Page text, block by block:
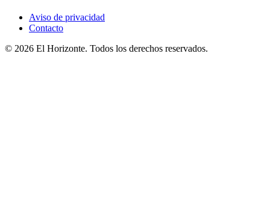
Aviso de privacidad
Contacto
© 2026 El Horizonte. Todos los derechos reservados.